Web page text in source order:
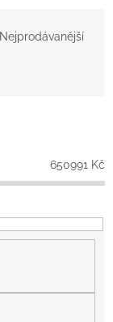
Nejprodávanější
650991 Kč